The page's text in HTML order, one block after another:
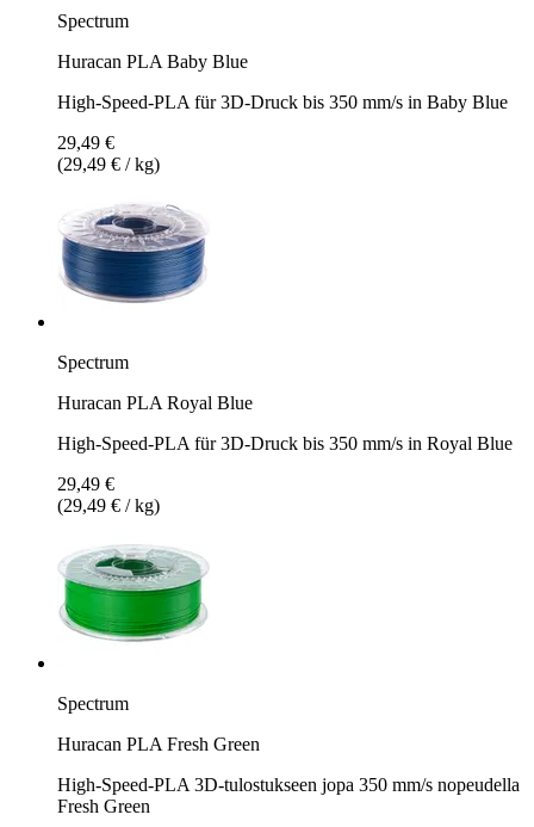
Spectrum
Huracan PLA Baby Blue
High-Speed-PLA für 3D-Druck bis 350 mm/s in Baby Blue
29,49 €
(29,49 € / kg)
Spectrum
Huracan PLA Royal Blue
High-Speed-PLA für 3D-Druck bis 350 mm/s in Royal Blue
29,49 €
(29,49 € / kg)
Spectrum
Huracan PLA Fresh Green
High-Speed-PLA 3D-tulostukseen jopa 350 mm/s nopeudella
Fresh Green